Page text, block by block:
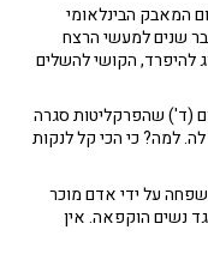
המאבק הבינלאומי
שנים למעשי הרצח
להיפרד, הקושי להשלים
(ד') שהפרקליטות סגרה
לה. למה? כי הכי קל לנקות
על ידי אדם מוכר
נשים הוקפאה. אין